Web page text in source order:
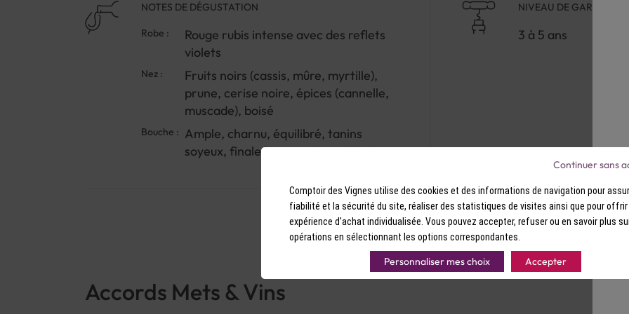
Ce vin présente une robe rouge
nez, il révèle des arômes de fruits
de cerise noire, d'épices (cannelle,
maintenant, mais il peut également
NOTES DE DÉGUSTATION
Robe :
Rouge rubis intense avec des reflets
violets
Nez :
Fruits noirs (cassis, mûre, myrtille),
prune, cerise noire, épices (cannelle,
muscade), boisé
Bouche : Ample, charnu, équilibré, tanins
soyeux, finale longue et persistante
NIVEAU DE GARDE
3 à 5 ans
Accords Mets & Vins
Comptoir des Vignes utilise des cookies et des informations de navigation pour
fiabilité et la sécurité du site, réaliser des statistiques de visites ainsi que pour offrir
expérience d'achat individualisée. Vous pouvez accepter, refuser ou en savoir plus
opérations en sélectionnant les options correspondantes.
Personnaliser mes choix Accepter
Continuer sans